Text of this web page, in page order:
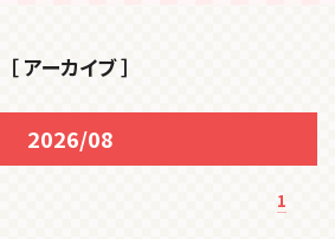
［ アーカイブ ］
2026/08
1